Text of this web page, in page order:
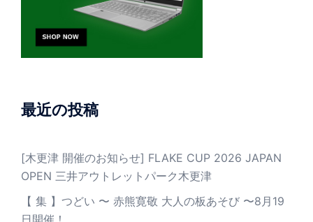
最近の投稿
[木更津 開催のお知らせ] FLAKE CUP 2026 JAPAN
OPEN 三井アウトレットパーク木更津
【 集 】つどい 〜 赤熊寛敬 大人の板あそび 〜8月19
日開催！